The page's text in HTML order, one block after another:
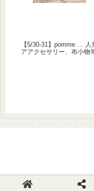
【5/30-31】pomme … 人
アアクセサリー、布小物
© 2014-